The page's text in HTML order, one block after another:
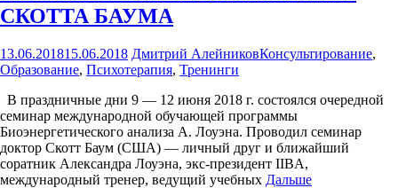
СКОТТА БАУМА
13.06.201815.06.2018 Дмитрий АлейниковКонсультирование,
Образование, Психотерапия, Тренинги
В праздничные дни 9 — 12 июня 2018 г. состоялся очередной
семинар международной обучающей программы
Биоэнергетического анализа А. Лоуэна. Проводил семинар
доктор Скотт Баум (США) — личный друг и ближайший
соратник Александра Лоуэна, экс-президент IIBA,
международный тренер, ведущий учебных Дальше